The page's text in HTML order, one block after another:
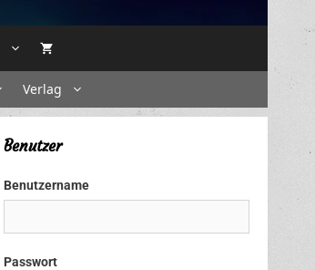
Verlag
Benutzer
Benutzername
Passwort